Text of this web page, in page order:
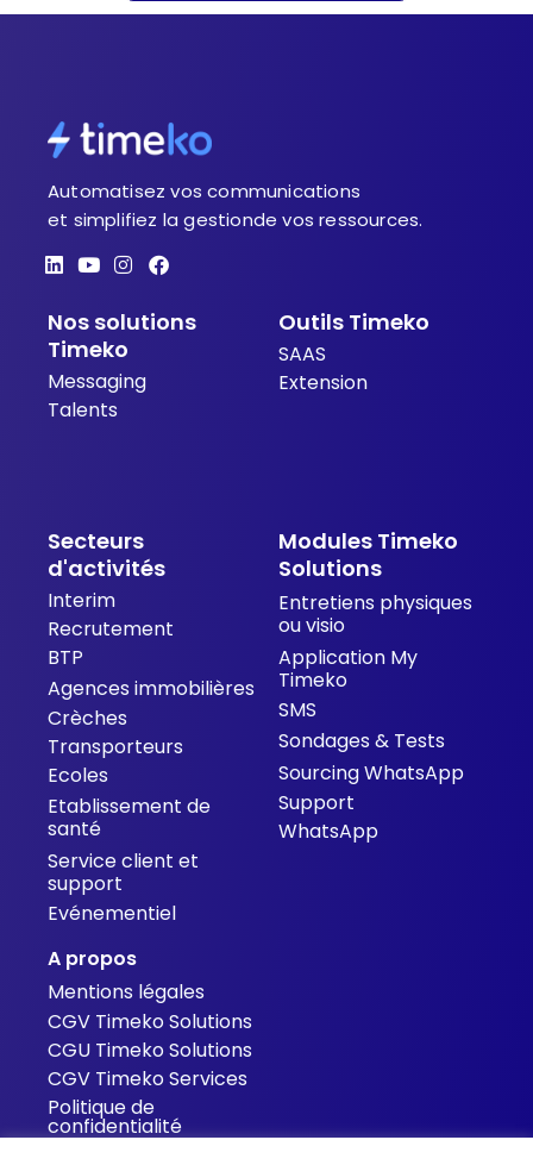
Automatisez vos communications
et simplifiez la gestionde vos ressources.
L
i
k
e
d
i
n
Y
o
t
u
b
e
I
n
t
a
g
r
F
a
e
Nos solutions
Timeko
Messaging
Talents
Outils Timeko
SAAS
Extension
Secteurs
d'activités
Interim
Recrutement
BTP
Agences immobilières
Crèches
Transporteurs
Ecoles
Etablissement de
santé
Service client et
support
Evénementiel
Modules Timeko
Solutions
Entretiens physiques
ou visio
Application My
Timeko
SMS
Sondages & Tests
Sourcing WhatsApp
Support
WhatsApp
A propos
Mentions légales
CGV Timeko Solutions
CGU Timeko Solutions
CGV Timeko Services
Politique de
confidentialité